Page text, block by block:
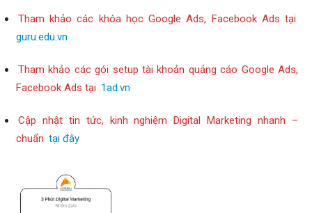
Tham khảo các khóa học Google Ads, Facebook Ads tại
guru.edu.vn
Tham khảo các gói setup tài khoản quảng cáo Google Ads,
Facebook Ads tại 1ad.vn
Cập nhật tin tức, kinh nghiệm Digital Marketing nhanh –
chuẩn tại đây